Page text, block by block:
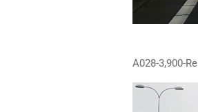
A028-3,900-Re